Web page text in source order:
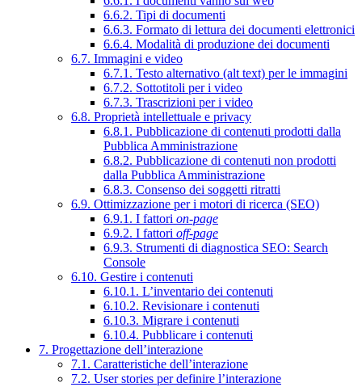
6.6.2. Tipi di documenti
6.6.3. Formato di lettura dei documenti elettronici
6.6.4. Modalità di produzione dei documenti
6.7. Immagini e video
6.7.1. Testo alternativo (alt text) per le immagini
6.7.2. Sottotitoli per i video
6.7.3. Trascrizioni per i video
6.8. Proprietà intellettuale e privacy
6.8.1. Pubblicazione di contenuti prodotti dalla
Pubblica Amministrazione
6.8.2. Pubblicazione di contenuti non prodotti
dalla Pubblica Amministrazione
6.8.3. Consenso dei soggetti ritratti
6.9. Ottimizzazione per i motori di ricerca (SEO)
6.9.1. I fattori on-page
6.9.2. I fattori off-page
6.9.3. Strumenti di diagnostica SEO: Search
Console
6.10. Gestire i contenuti
6.10.1. L’inventario dei contenuti
6.10.2. Revisionare i contenuti
6.10.3. Migrare i contenuti
6.10.4. Pubblicare i contenuti
7. Progettazione dell’interazione
7.1. Caratteristiche dell’interazione
7.2. User stories per definire l’interazione